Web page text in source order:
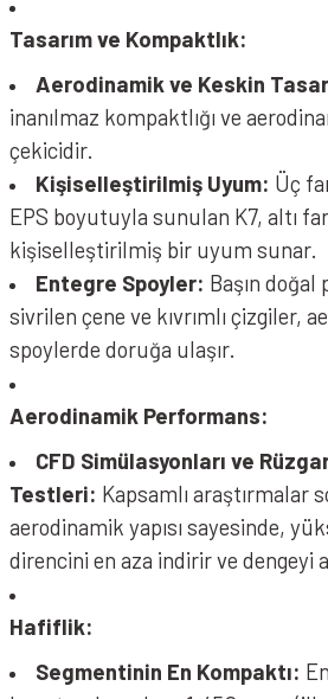
Tasarım ve Kompaktlık:
Aerodinamik ve Keskin
inanılmaz kompaktlığı ve
çekicidir.
Kişiselleştirilmiş Uyum: Üç
EPS boyutuyla sunulan K7, altı
kişiselleştirilmiş bir uyum sunar.
Entegre Spoyler: Başın
sivrilen çene ve kıvrımlı çizgiler,
spoylerde doruğa ulaşır.
Aerodinamik Performans:
CFD Simülasyonları ve
Testleri: Kapsamlı araştırmalar
aerodinamik yapısı sayesinde,
direncini en aza indirir ve dengeyi
Hafiflik:
Segmentinin En Kompaktı: